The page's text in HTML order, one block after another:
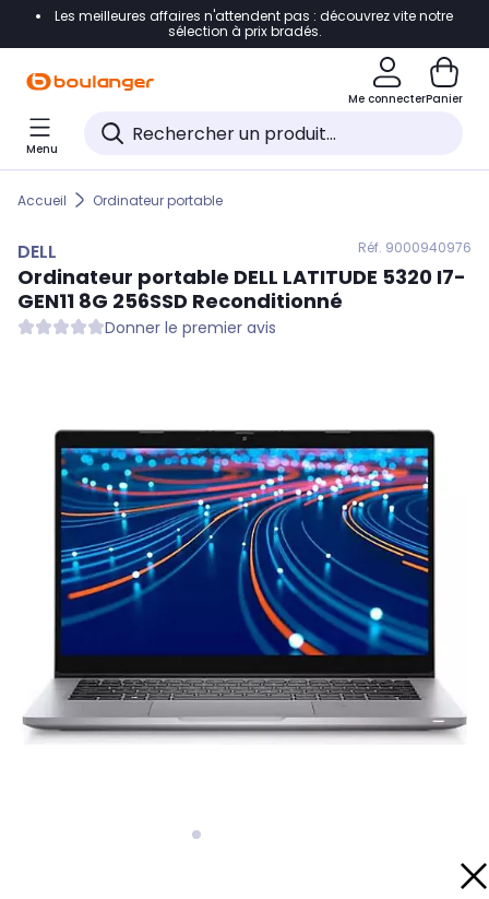
Accéder directement à la navigation
Accéder directement au pied de page
Accéder directement au chatbot
Les meilleures affaires n'attendent pas : découvrez vite notre
sélection à prix bradés.
Me connecterPanier
Menu
Accueil Ordinateur portable
DELL Réf. 9000940976
Ordinateur portable DELL LATITUDE 5320 I7-
GEN11 8G 256SSD Reconditionné
Donner le premier avis